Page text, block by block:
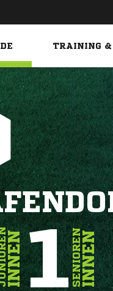
TRAINING &
INNEN1SENIORENINNEN